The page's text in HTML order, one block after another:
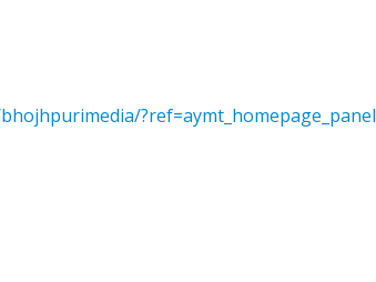
?ref=aymt_homepage_panel